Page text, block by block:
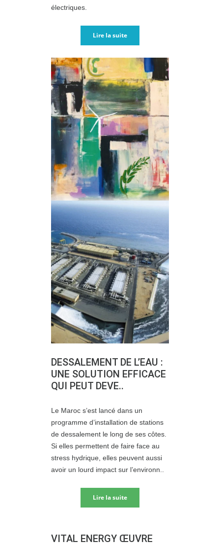
électriques.
Lire la suite
DESSALEMENT DE L’EAU :
UNE SOLUTION EFFICACE
QUI PEUT DEVE..
Le Maroc s’est lancé dans un
programme d’installation de stations
de dessalement le long de ses côtes.
Si elles permettent de faire face au
stress hydrique, elles peuvent aussi
avoir un lourd impact sur l’environn..
Lire la suite
VITAL ENERGY ŒUVRE